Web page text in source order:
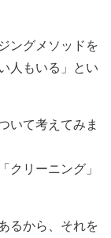
ングメソッドを
人もいる」とい
いて考えてみま
クリーニング」
るから、それを